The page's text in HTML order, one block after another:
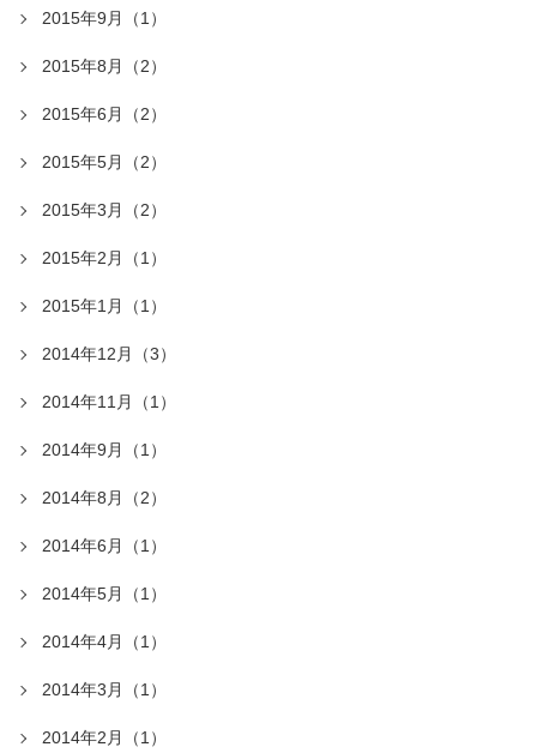
2015年9月（1）
2015年8月（2）
2015年6月（2）
2015年5月（2）
2015年3月（2）
2015年2月（1）
2015年1月（1）
2014年12月（3）
2014年11月（1）
2014年9月（1）
2014年8月（2）
2014年6月（1）
2014年5月（1）
2014年4月（1）
2014年3月（1）
2014年2月（1）